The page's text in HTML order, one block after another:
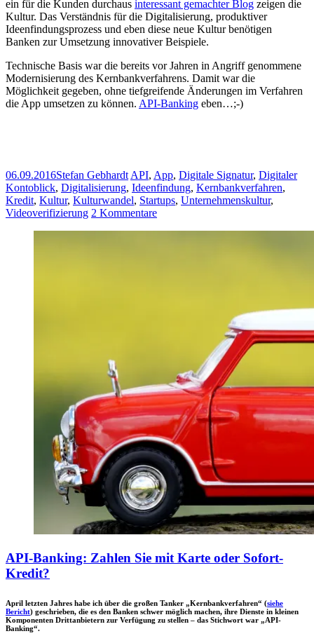
ein für die Kunden durchaus interessant gemachter Blog zeigen die
Kultur. Das Verständnis für die Digitalisierung, produktiver
Ideenfindungsprozess und eben diese neue Kultur benötigen
Banken zur Umsetzung innovativer Beispiele.
Technische Basis war die bereits vor Jahren in Angriff genommene
Modernisierung des Kernbankverfahrens. Damit war die
Möglichkeit gegeben, ohne tiefgreifende Änderungen im Verfahren
die App umsetzen zu können. API-Banking eben…;-)
06.09.2016Stefan Gebhardt API, App, Digitale Signatur, Digitaler
Kontoblick, Digitalisierung, Ideenfindung, Kernbankverfahren,
Kredit, Kultur, Kulturwandel, Startups, Unternehmenskultur,
Videoverifizierung 2 Kommentare
API-Banking: Zahlen Sie mit Karte oder Sofort-
Kredit?
April letzten Jahres habe ich über die großen Tanker „Kernbankverfahren“ (siehe
Bericht) geschrieben, die es den Banken schwer möglich machen, ihre Dienste in kleinen
Komponenten Drittanbietern zur Verfügung zu stellen – das Stichwort war „API-
Banking“.